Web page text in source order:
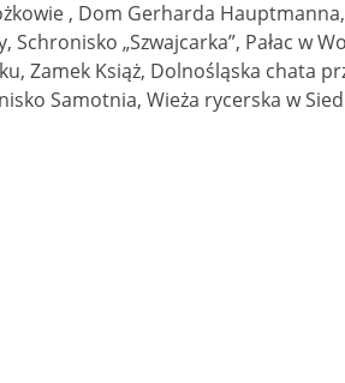
, Dom Gerharda
Schronisko „Szwajcarka”, Pałac w
Zamek Książ, Dolnośląska chata
Samotnia, Wieża rycerska w